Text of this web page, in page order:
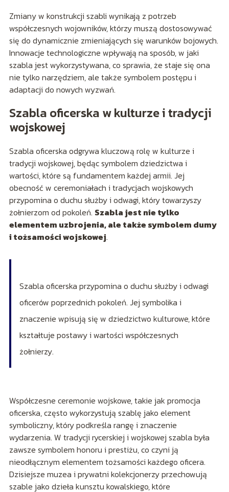
Zmiany w konstrukcji szabli wynikają z potrzeb
współczesnych wojowników, którzy muszą dostosowywać
się do dynamicznie zmieniających się warunków bojowych.
Innowacje technologiczne wpływają na sposób, w jaki
szabla jest wykorzystywana, co sprawia, że staje się ona
nie tylko narzędziem, ale także symbolem postępu i
adaptacji do nowych wyzwań.
Szabla oficerska w kulturze i tradycji
wojskowej
Szabla oficerska odgrywa kluczową rolę w kulturze i
tradycji wojskowej, będąc symbolem dziedzictwa i
wartości, które są fundamentem każdej armii. Jej
obecność w ceremoniałach i tradycjach wojskowych
przypomina o duchu służby i odwagi, który towarzyszy
żołnierzom od pokoleń. Szabla jest nie tylko
elementem uzbrojenia, ale także symbolem dumy
i tożsamości wojskowej.
Szabla oficerska przypomina o duchu służby i odwagi
oficerów poprzednich pokoleń. Jej symbolika i
znaczenie wpisują się w dziedzictwo kulturowe, które
kształtuje postawy i wartości współczesnych
żołnierzy.
Współczesne ceremonie wojskowe, takie jak promocja
oficerska, często wykorzystują szablę jako element
symboliczny, który podkreśla rangę i znaczenie
wydarzenia. W tradycji rycerskiej i wojskowej szabla była
zawsze symbolem honoru i prestiżu, co czyni ją
nieodłącznym elementem tożsamości każdego oficera.
Dzisiejsze muzea i prywatni kolekcjonerzy przechowują
szable jako dzieła kunsztu kowalskiego, które